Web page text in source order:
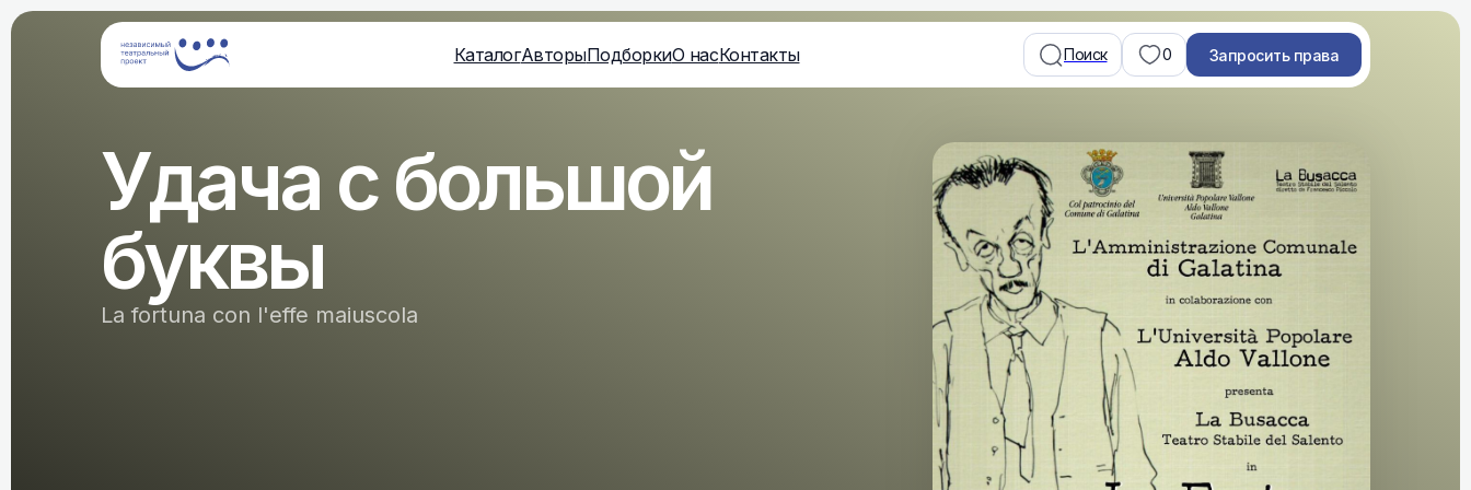
КаталогАвторыПодборкиО насКонтакты Поиск 0 Запросить права
Удача с большой
буквы
La fortuna con l'effe maiuscola